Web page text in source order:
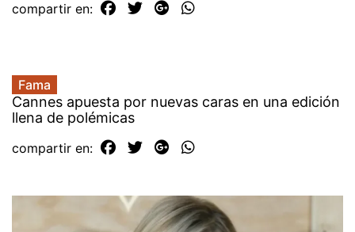
compartir en:
Fama
Cannes apuesta por nuevas caras en una edición
llena de polémicas
compartir en: